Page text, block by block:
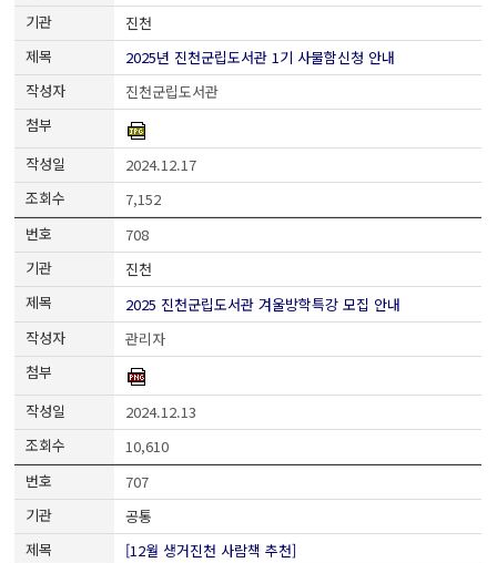
진천
2025년 진천군립도서관 1기 사물함신청 안내
진천군립도서관
2024.12.17
7,152
708
진천
2025 진천군립도서관 겨울방학특강 모집 안내
관리자
2024.12.13
10,610
707
공통
[12월 생거진천 사람책 추천]